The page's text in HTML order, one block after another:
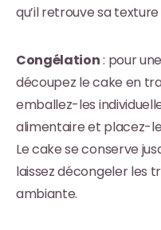
qu’il retrouve sa
Congélation: pour
découpez le cake en
emballez-les
alimentaire et placez-
Le cake se conserve
laissez décongeler les
ambiante.